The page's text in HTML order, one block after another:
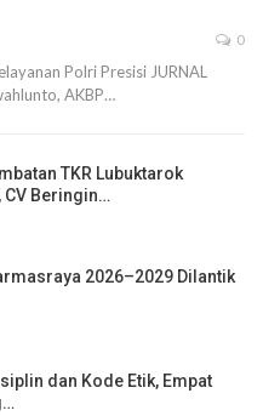
0
Polri Presisi JURNAL
AKBP…
TKR Lubuktarok
Beringin…
2026–2029 Dilantik
dan Kode Etik, Empat